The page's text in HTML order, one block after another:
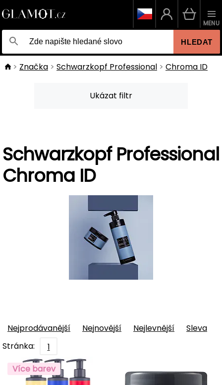
HLEDAT
MENU
Značka Schwarzkopf Professional Chroma ID
Ukázat filtr
Schwarzkopf Professional
Chroma ID
Nejprodávanější Nejnovější Nejlevnější
Sleva
Stránka:
1
Více barev